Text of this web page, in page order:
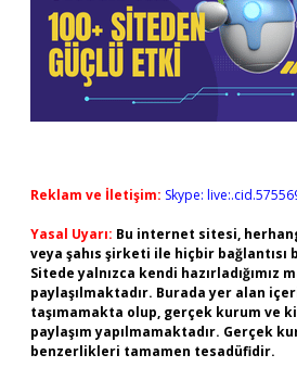
Reklam ve İletişim: Skype:
Yasal Uyarı: Bu internet sitesi,
veya şahıs şirketi ile hiçbir bağlantısı
Sitede yalnızca kendi hazırladığımız
paylaşılmaktadır. Burada yer alan
taşımamakta olup, gerçek kurum ve
paylaşım yapılmamaktadır. Gerçek
benzerlikleri tamamen tesadüfidir.